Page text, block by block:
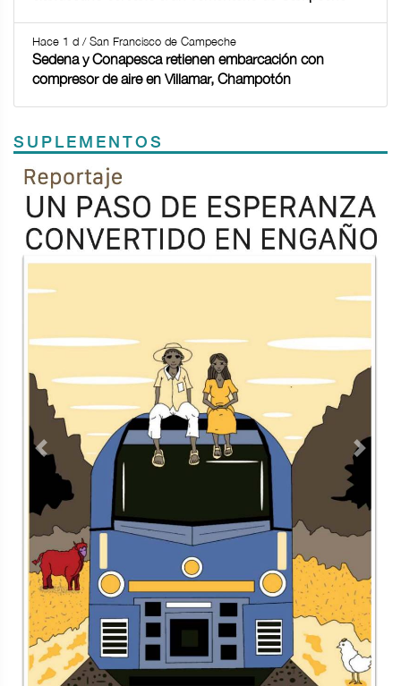
Hace 1 d / San Francisco de Campeche
Sedena y Conapesca retienen embarcación con
compresor de aire en Villamar, Champotón
SUPLEMENTOS
Previous
TODOS LOS SUPLEMENTOS
Contacto Aviso de privacidad
Copyright ©2026 Todos los derechos reservados | La Jornada
Maya